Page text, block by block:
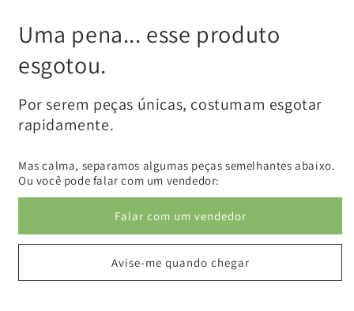
Uma pena... esse produto
esgotou.
Por serem peças únicas, costumam esgotar
rapidamente.
Mas calma, separamos algumas peças semelhantes abaixo.
Ou você pode falar com um vendedor:
Falar com um vendedor
Avise-me quando chegar